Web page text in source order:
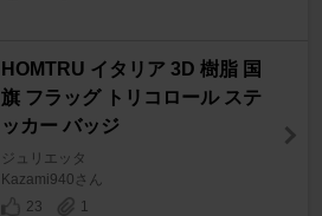
HOMTRU イタリア 3D 樹脂 国
旗 フラッグ トリコロール ステ
ッカー バッジ
ジュリエッタ
Kazami940さん
23
1